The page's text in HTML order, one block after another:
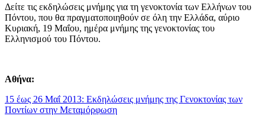
Δείτε τις εκδηλώσεις μνήμης για τη γενοκτονία των Ελλήνων του
Πόντου, που θα πραγματοποιηθούν σε όλη την Ελλάδα, αύριο
Κυριακή, 19 Μαΐου, ημέρα μνήμης της γενοκτονίας του
Ελληνισμού του Πόντου.
Αθήνα:
15 έως 26 Μαΐ 2013: Εκδηλώσεις μνήμης της Γενοκτονίας των
Ποντίων στην Μεταμόρφωση